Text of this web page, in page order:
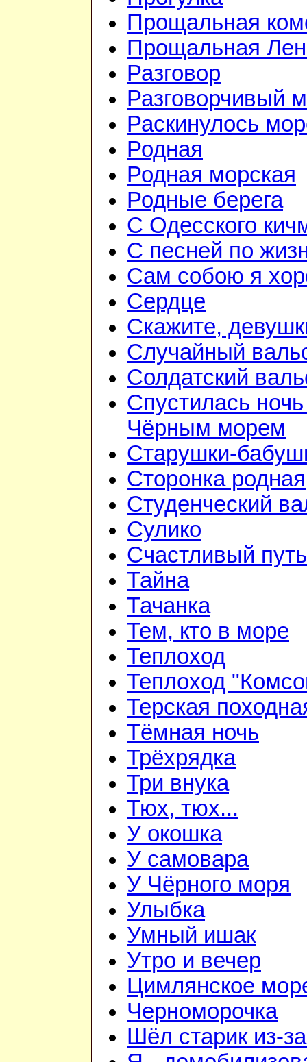
Прощальная
Прощальная
Разговор
Разговорчивый
Раскинулось
Родная
Родная морская
Родные берега
С Одесского
С песней по
Сам собою я
Сердце
Скажите,
Случайный
Солдатский
Спустилась
Чёрным морем
Старушки-
Сторонка родная
Студенческий
Сулико
Счастливый путь
Тайна
Тачанка
Тем, кто в море
Теплоход
Теплоход
Терская
Тёмная ночь
Трёхрядка
Три внука
Тюх, тюх...
У окошка
У самовара
У Чёрного моря
Улыбка
Умный ишак
Утро и вечер
Цимлянское
Черноморочка
Шёл старик из-